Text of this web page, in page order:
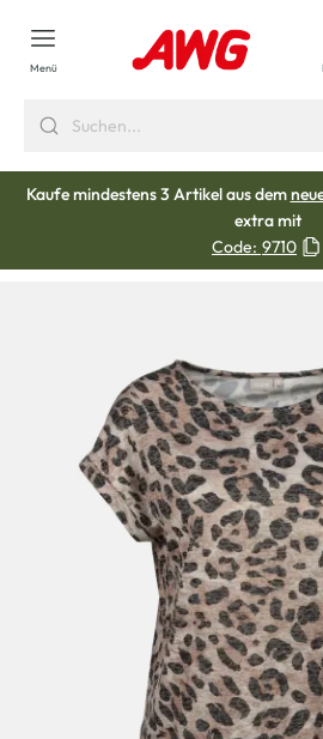
springen
Menü
Kaufe mindestens 3 Artikel aus dem
extra mit
Code: 9710